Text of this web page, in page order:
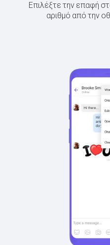
Επιλέξτε την επαφή
αριθμό από την